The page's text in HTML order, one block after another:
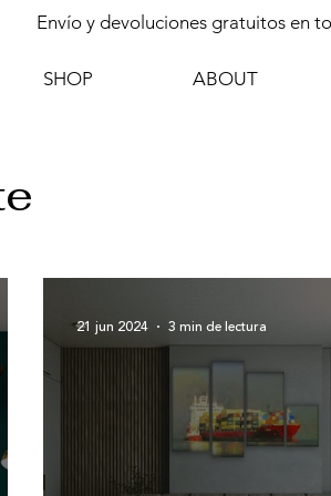
Envío y devoluciones gratuitos en
SHOP ABOUT
21 jun 2024 3 min de lectura